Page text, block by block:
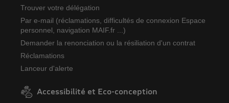
Trouver votre délégation
Par e-mail (réclamations, difficultés de connexion Espace
personnel, navigation MAIF.fr ...)
Demander la renonciation ou la résiliation d'un contrat
Réclamations
Lanceur d'alerte
Accessibilité et Eco-conception